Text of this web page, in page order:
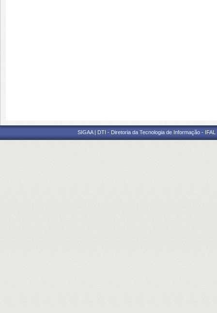
SIGAA | DTI - Diretoria da Tecnologia de Informação -